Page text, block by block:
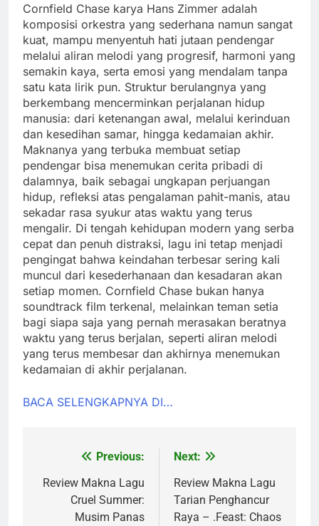
Cornfield Chase karya Hans Zimmer adalah
komposisi orkestra yang sederhana namun sangat
kuat, mampu menyentuh hati jutaan pendengar
melalui aliran melodi yang progresif, harmoni yang
semakin kaya, serta emosi yang mendalam tanpa
satu kata lirik pun. Struktur berulangnya yang
berkembang mencerminkan perjalanan hidup
manusia: dari ketenangan awal, melalui kerinduan
dan kesedihan samar, hingga kedamaian akhir.
Maknanya yang terbuka membuat setiap
pendengar bisa menemukan cerita pribadi di
dalamnya, baik sebagai ungkapan perjuangan
hidup, refleksi atas pengalaman pahit-manis, atau
sekadar rasa syukur atas waktu yang terus
mengalir. Di tengah kehidupan modern yang serba
cepat dan penuh distraksi, lagu ini tetap menjadi
pengingat bahwa keindahan terbesar sering kali
muncul dari kesederhanaan dan kesadaran akan
setiap momen. Cornfield Chase bukan hanya
soundtrack film terkenal, melainkan teman setia
bagi siapa saja yang pernah merasakan beratnya
waktu yang terus berjalan, seperti aliran melodi
yang terus membesar dan akhirnya menemukan
kedamaian di akhir perjalanan.
BACA SELENGKAPNYA DI…
navigation
Previous:
Review Makna Lagu
Cruel Summer:
Musim Panas
Next:
Review Makna Lagu
Tarian Penghancur
Raya – .Feast: Chaos